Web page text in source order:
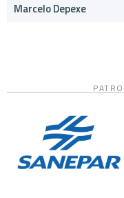
Marcelo Depexe